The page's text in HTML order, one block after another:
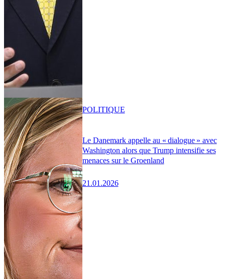
Le Danemark appelle au « dialogue » avec
Washington alors que Trump intensifie ses
menaces sur le Groenland
21.01.2026
POLITIQUE